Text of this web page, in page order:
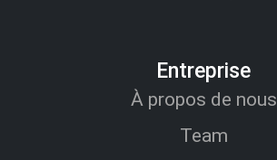
Entreprise
À propos de nous
Team